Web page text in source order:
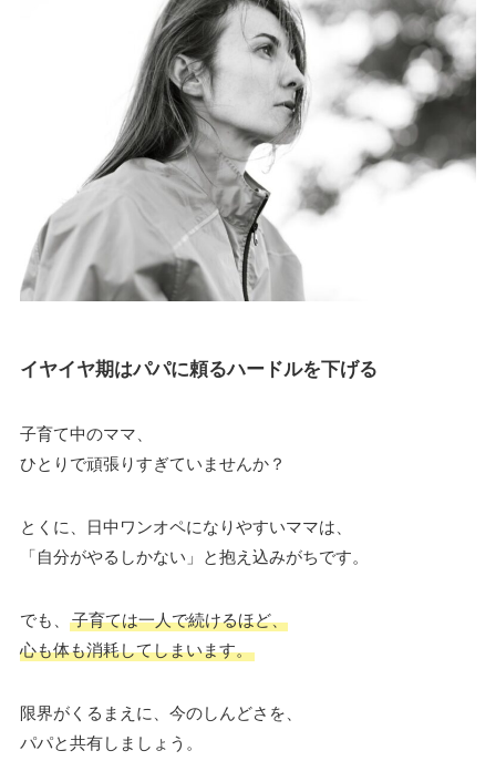
イヤイヤ期はパパに頼るハードルを下げる
子育て中のママ、
ひとりで頑張りすぎていませんか？
とくに、日中ワンオペになりやすいママは、
「自分がやるしかない」と抱え込みがちです。
でも、
子育ては一人で続けるほど、
心も体も消耗してしまいます。
限界がくるまえに、今のしんどさを、
パパと共有しましょう。